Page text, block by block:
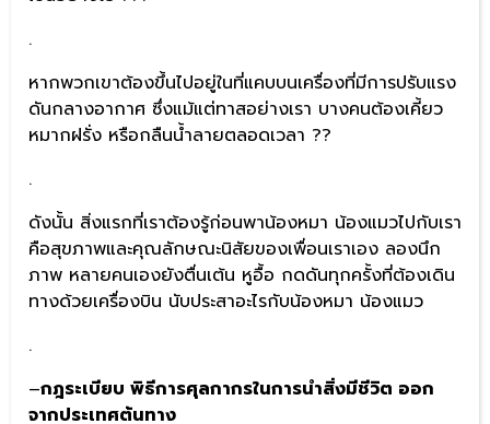
.
หากพวกเขาต้องขึ้นไปอยู่ในที่แคบบนเครื่องที่มีการปรับแรง
ดันกลางอากาศ ซึ่งแม้แต่ทาสอย่างเรา บางคนต้องเคี้ยว
หมากฝรั่ง หรือกลืนน้ำลายตลอดเวลา ??
.
ดังนั้น สิ่งแรกที่เราต้องรู้ก่อนพาน้องหมา น้องแมวไปกับเรา
คือสุขภาพและคุณลักษณะนิสัยของเพื่อนเราเอง ลองนึก
ภาพ หลายคนเองยังตื่นเต้น หูอื้อ กดดันทุกครั้งที่ต้องเดิน
ทางด้วยเครื่องบิน นับประสาอะไรกับน้องหมา น้องแมว
.
–กฎระเบียบ พิธีการศุลกากรในการนำสิ่งมีชีวิต ออก
จากประเทศต้นทาง